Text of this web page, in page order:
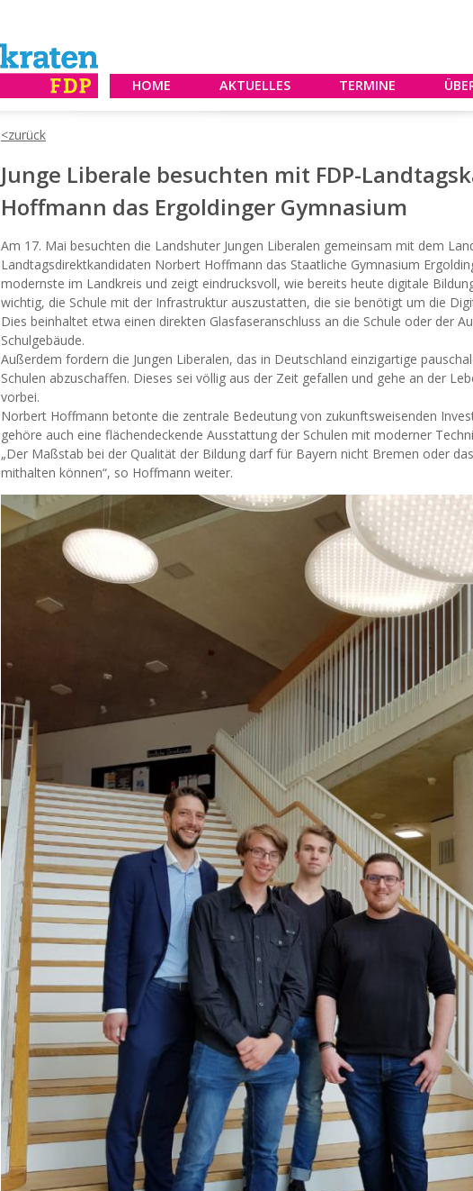
HOME
AKTUELLES TERMINE
Junge Liberale besuchten mit FDP-
Hoffmann das Ergoldinger Gymnasium
Am 17. Mai besuchten die Landshuter Jungen Liberalen gemeinsam mit dem
Landtagsdirektkandidaten Norbert Hoffmann das Staatliche Gymnasium
modernste im Landkreis und zeigt eindrucksvoll, wie bereits heute digitale
wichtig, die Schule mit der Infrastruktur auszustatten, die sie benötigt um die
Dies beinhaltet etwa einen direkten Glasfaseranschluss an die Schule oder der
Schulgebäude.
Außerdem fordern die Jungen Liberalen, das in Deutschland einzigartige
Schulen abzuschaffen. Dieses sei völlig aus der Zeit gefallen und gehe an der
vorbei.
Norbert Hoffmann betonte die zentrale Bedeutung von zukunftsweisenden
gehöre auch eine flächendeckende Ausstattung der Schulen mit moderner
„Der Maßstab bei der Qualität der Bildung darf für Bayern nicht Bremen oder
mithalten können“, so Hoffmann weiter.